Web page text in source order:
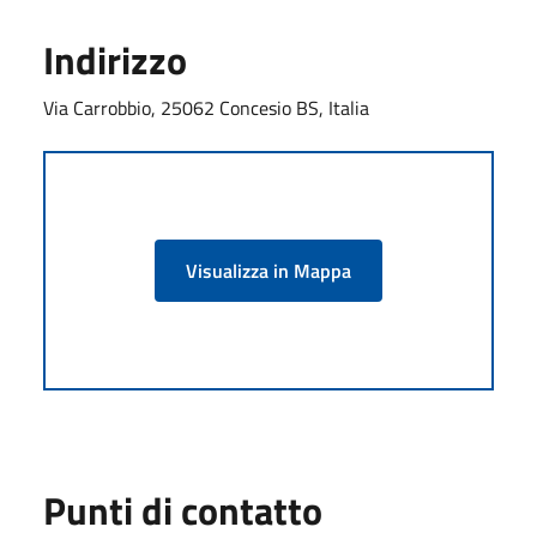
Indirizzo
Via Carrobbio, 25062 Concesio BS, Italia
Visualizza in Mappa
Punti di contatto